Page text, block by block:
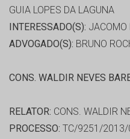
GUIA LOPES DA LAGUNA
INTERESSADO(S): JACOMO
ADVOGADO(S): BRUNO
CONS. WALDIR NEVES
RELATOR: CONS. WALDIR
PROCESSO: TC/9251/2013/